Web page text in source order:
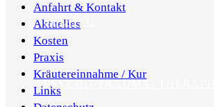
SHIATSU
PSYCHO-TRAUMA- THERAPIE
Anfahrt & Kontakt
Aktuelles
Kosten
Praxis
Kräutereinnahme / Kur
Links